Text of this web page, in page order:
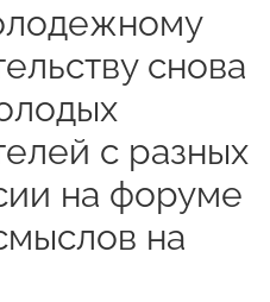
снова
с разных
на форуме
на